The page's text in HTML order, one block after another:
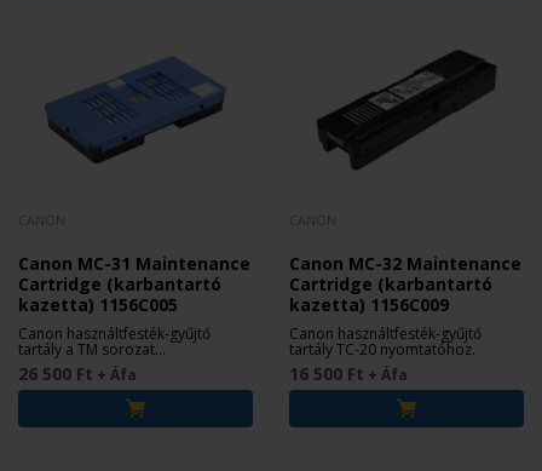
Canon MC-31 Maintenance
Cartridge (karbantartó
kazetta) 1156C005
Canon használtfesték-gyűjtő
tartály a TM sorozat
nyomtatóihoz.
26 500 Ft + Áfa
Canon MC-32 Maintenance
Cartridge (karbantartó
kazetta) 1156C009
Canon használtfesték-gyűjtő
tartály TC-20 nyomtatóhoz.
16 500 Ft + Áfa